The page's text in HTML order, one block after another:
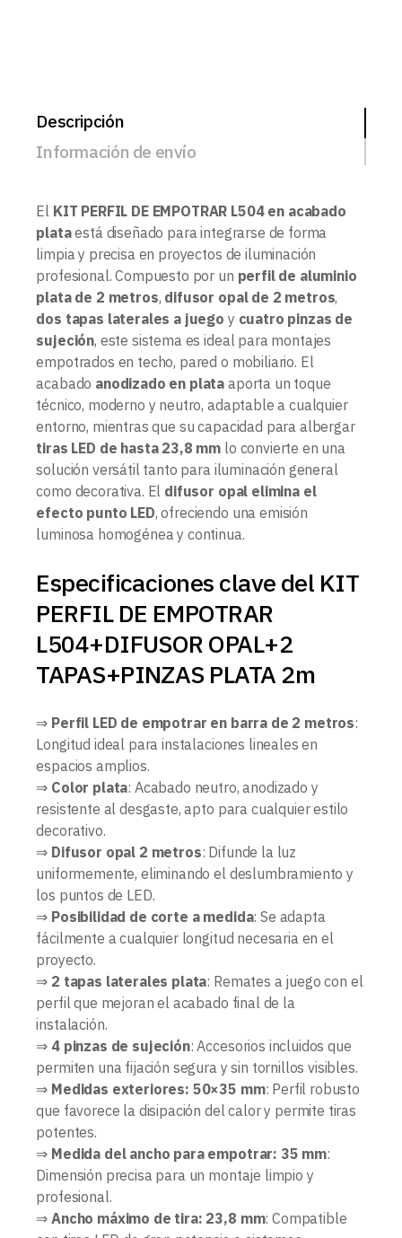
Descripción
Información de envío
El KIT PERFIL DE EMPOTRAR L504 en acabado
plataestá diseñado para integrarse de forma
limpia y precisa en proyectos de iluminación
profesional. Compuesto por un perfil de aluminio
plata de 2 metros, difusor opal de 2 metros,
dos tapas laterales a juego y cuatro pinzas de
sujeción, este sistema es ideal para montajes
empotrados en techo, pared o mobiliario. El
acabado anodizado en plata aporta un toque
técnico, moderno y neutro, adaptable a cualquier
entorno, mientras que su capacidad para albergar
tiras LED de hasta 23,8 mm lo convierte en una
solución versátil tanto para iluminación general
como decorativa. El difusor opal elimina el
efecto punto LED, ofreciendo una emisión
luminosa homogénea y continua.
Especificaciones clave del KIT
PERFIL DE EMPOTRAR
L504+DIFUSOR OPAL+2
TAPAS+PINZAS PLATA 2m
⇒ Perfil LED de empotrar en barra de 2 metros:
Longitud ideal para instalaciones lineales en
espacios amplios.
⇒ Color plata: Acabado neutro, anodizado y
resistente al desgaste, apto para cualquier estilo
decorativo.
⇒ Difusor opal 2 metros: Difunde la luz
uniformemente, eliminando el deslumbramiento y
los puntos de LED.
⇒ Posibilidad de corte a medida: Se adapta
fácilmente a cualquier longitud necesaria en el
proyecto.
⇒ 2 tapas laterales plata: Remates a juego con el
perfil que mejoran el acabado final de la
instalación.
⇒ 4 pinzas de sujeción: Accesorios incluidos que
permiten una fijación segura y sin tornillos visibles.
⇒ Medidas exteriores: 50×35 mm: Perfil robusto
que favorece la disipación del calor y permite tiras
potentes.
⇒ Medida del ancho para empotrar: 35 mm:
Dimensión precisa para un montaje limpio y
profesional.
⇒ Ancho máximo de tira: 23,8 mm: Compatible